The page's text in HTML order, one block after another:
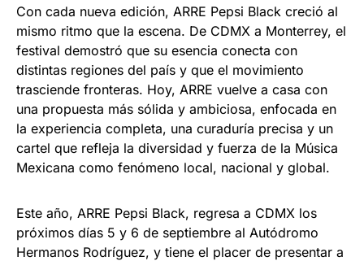
Con cada nueva edición, ARRE Pepsi Black creció al
mismo ritmo que la escena. De CDMX a Monterrey, el
festival demostró que su esencia conecta con
distintas regiones del país y que el movimiento
trasciende fronteras. Hoy, ARRE vuelve a casa con
una propuesta más sólida y ambiciosa, enfocada en
la experiencia completa, una curaduría precisa y un
cartel que refleja la diversidad y fuerza de la Música
Mexicana como fenómeno local, nacional y global.
Este año, ARRE Pepsi Black, regresa a CDMX los
próximos días 5 y 6 de septiembre al Autódromo
Hermanos Rodríguez, y tiene el placer de presentar a